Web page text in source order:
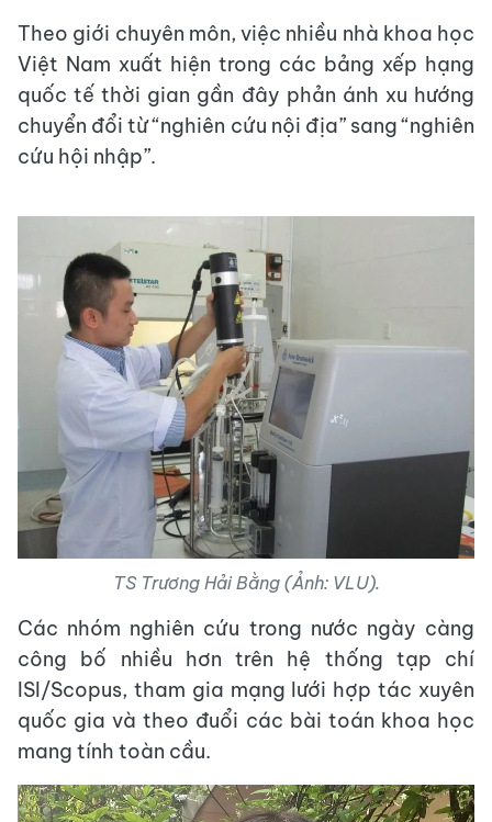
Theo giới chuyên môn, việc nhiều nhà khoa học
Việt Nam xuất hiện trong các bảng xếp hạng
quốc tế thời gian gần đây phản ánh xu hướng
chuyển đổi từ “nghiên cứu nội địa” sang “nghiên
cứu hội nhập”.
TS Trương Hải Bằng (Ảnh: VLU).
Các nhóm nghiên cứu trong nước ngày càng
công bố nhiều hơn trên hệ thống tạp chí
ISI/Scopus, tham gia mạng lưới hợp tác xuyên
quốc gia và theo đuổi các bài toán khoa học
mang tính toàn cầu.